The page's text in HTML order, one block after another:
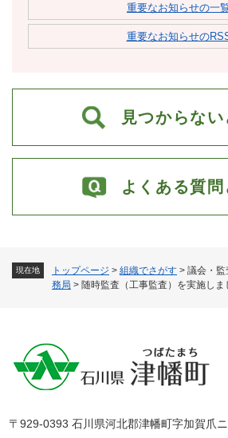
現在地 トップページ > 組織でさがす > 議会・監
務局 > 随時監査（工事監査）を実施しま
重要なお知らせの一
重要なお知らせの
見つからな
よくある質
〒929-0393 石川県河北郡津幡町字加賀爪